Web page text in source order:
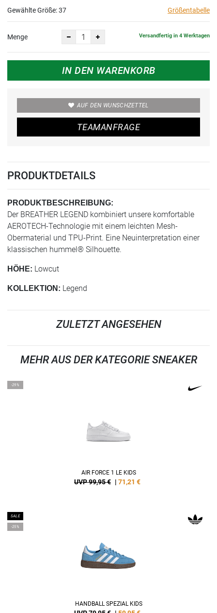
Gewählte Größe:37 Größentabelle
Menge Versandfertig in 4 Werktagen
IN DEN WARENKORB
AUF DEN WUNSCHZETTEL
TEAMANFRAGE
PRODUKTDETAILS
PRODUKTBESCHREIBUNG:
Der BREATHER LEGEND kombiniert unsere komfortable
AEROTECH-Technologie mit einem leichten Mesh-
Obermaterial und TPU-Print. Eine Neuinterpretation einer
klassischen hummel® Silhouette.
HÖHE: Lowcut
KOLLEKTION: Legend
ZULETZT ANGESEHEN
MEHR AUS DER KATEGORIE SNEAKER
-29%
AIR FORCE 1 LE KIDS
UVP 99,95 € | 71,21 €
SALE
-25%
HANDBALL SPEZIAL KIDS